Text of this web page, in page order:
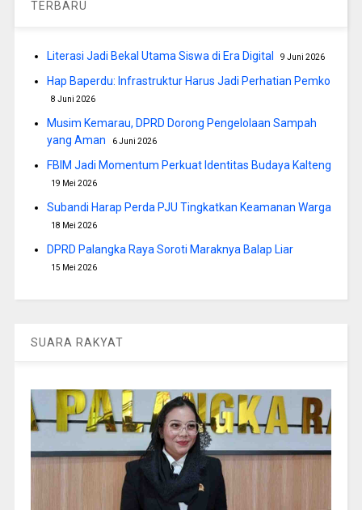
TERBARU
Literasi Jadi Bekal Utama Siswa di Era Digital 9 Juni 2026
Hap Baperdu: Infrastruktur Harus Jadi Perhatian Pemko
8 Juni 2026
Musim Kemarau, DPRD Dorong Pengelolaan Sampah
yang Aman
6 Juni 2026
FBIM Jadi Momentum Perkuat Identitas Budaya Kalteng
19 Mei 2026
Subandi Harap Perda PJU Tingkatkan Keamanan Warga
18 Mei 2026
DPRD Palangka Raya Soroti Maraknya Balap Liar
15 Mei 2026
SUARA RAKYAT